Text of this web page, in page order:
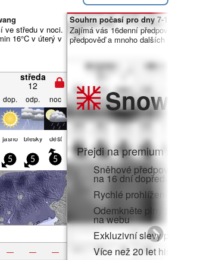
ve středu v noci.
16°C v úterý v
středa
12
dop. odp. noc
jasno blesky déšť
5 5 5
— — —
Souhrn počasí pro dny 7-16:
Zajímá vás 16denní předpověď?
předpověď a mnoho dalších funkcí
Snow
Přejdi na premium a
Sněhové předpovědi
na 16 dní dopředu
Rychlé prohlížení bez
Odemkněte plný
na webu
Exkluzivní slevy pro
Více než 20 let historie